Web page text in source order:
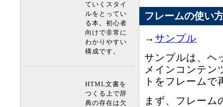
フレームの使い
→ サンプル
サンプルは、ヘ
メインコンテン
トをフレーム
まず、フレーム
ていくスタイ
ルをとってい
る本。初心者
向けで非常に
わかりやすい
構成です。
HTML文書を
つくる上で辞
典の存在は欠